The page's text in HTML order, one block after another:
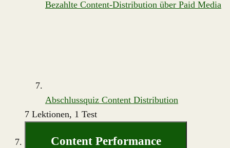
Bezahlte Content-Distribution über Paid Media
Abschlussquiz Content Distribution
7 Lektionen, 1 Test
Content Performance